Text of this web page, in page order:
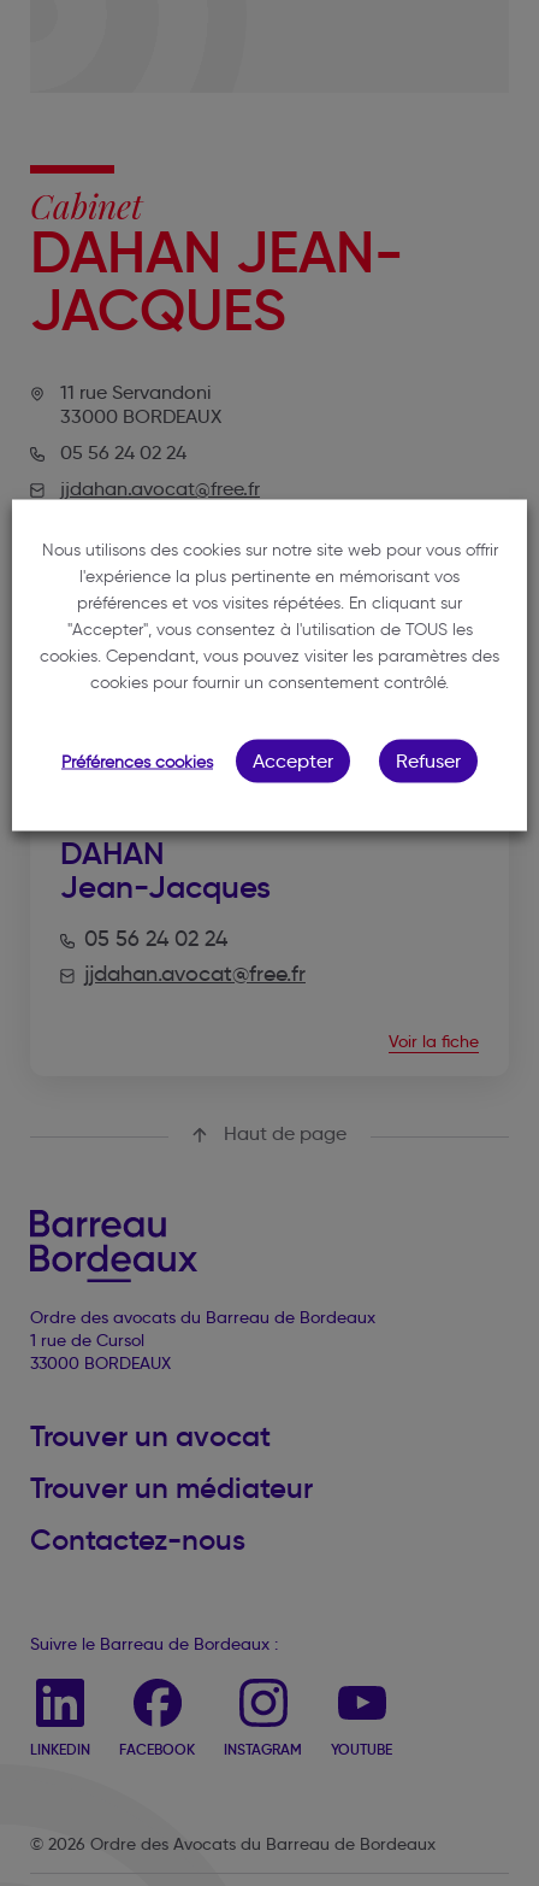
Cabinet
DAHAN JEAN-
JACQUES
11 rue Servandoni
33000 BORDEAUX
05 56 24 02 24
jjdahan.avocat@free.fr
NOTRE MEMBRE
DAHAN
Jean-Jacques
05 56 24 02 24
jjdahan.avocat@free.fr
Voir la fiche
Haut de page
Ordre des avocats du Barreau de Bordeaux
1 rue de Cursol
33000 BORDEAUX
Trouver un avocat
Trouver un médiateur
Contactez-nous
Suivre le Barreau de Bordeaux :
LINKEDIN FACEBOOK INSTAGRAM YOUTUBE
© 2026 Ordre des Avocats du Barreau de Bordeaux
Nous utilisons des cookies sur notre site web pour vous offrir
l'expérience la plus pertinente en mémorisant vos
préférences et vos visites répétées. En cliquant sur
"Accepter", vous consentez à l'utilisation de TOUS les
cookies. Cependant, vous pouvez visiter les paramètres des
cookies pour fournir un consentement contrôlé.
Préférences cookies Accepter Refuser